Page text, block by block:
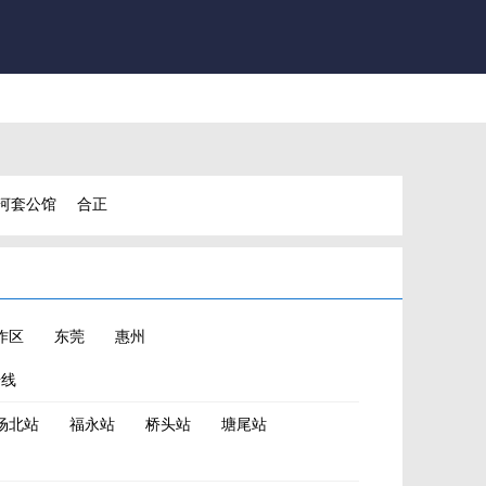
套公馆 合正
区 东莞 惠州
北站 福永站 桥头站 塘尾站